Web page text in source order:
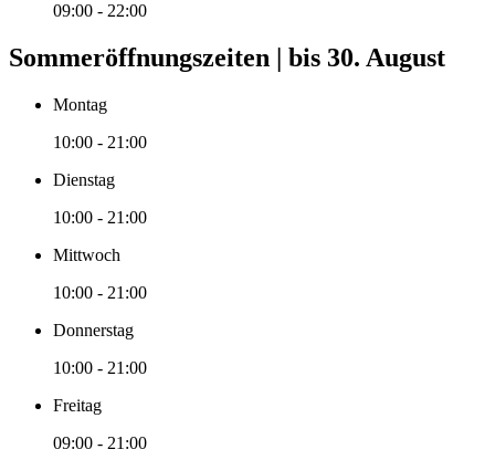
09:00 - 22:00
Sommeröffnungszeiten | bis 30. August
Montag
10:00 - 21:00
Dienstag
10:00 - 21:00
Mittwoch
10:00 - 21:00
Donnerstag
10:00 - 21:00
Freitag
09:00 - 21:00